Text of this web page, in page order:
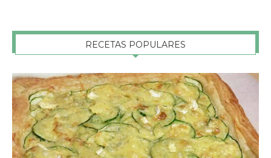
RECETAS POPULARES